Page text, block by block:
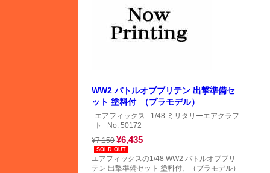
WW2 バトルオブブリテン 出撃準備セ
ット 塗料付 （プラモデル）
エアフィックス
1/48 ミリタリーエアクラフ
ト
No. 50172
¥7,150 ¥6,435
SOLD OUT
エアフィックスの1/48 WW2 バトルオブブリ
テン 出撃準備セット 塗料付、（プラモデル）